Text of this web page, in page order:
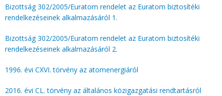
Bizottság 302/2005/Euratom rendelet az Euratom biztosítéki
rendelkezéseinek alkalmazásáról 1.
Bizottság 302/2005/Euratom rendelet az Euratom biztosítéki
rendelkezéseinek alkalmazásáról 2.
1996. évi CXVI. törvény az atomenergiáról
2016. évi CL. törvény az általános közigazgatási rendtartásról